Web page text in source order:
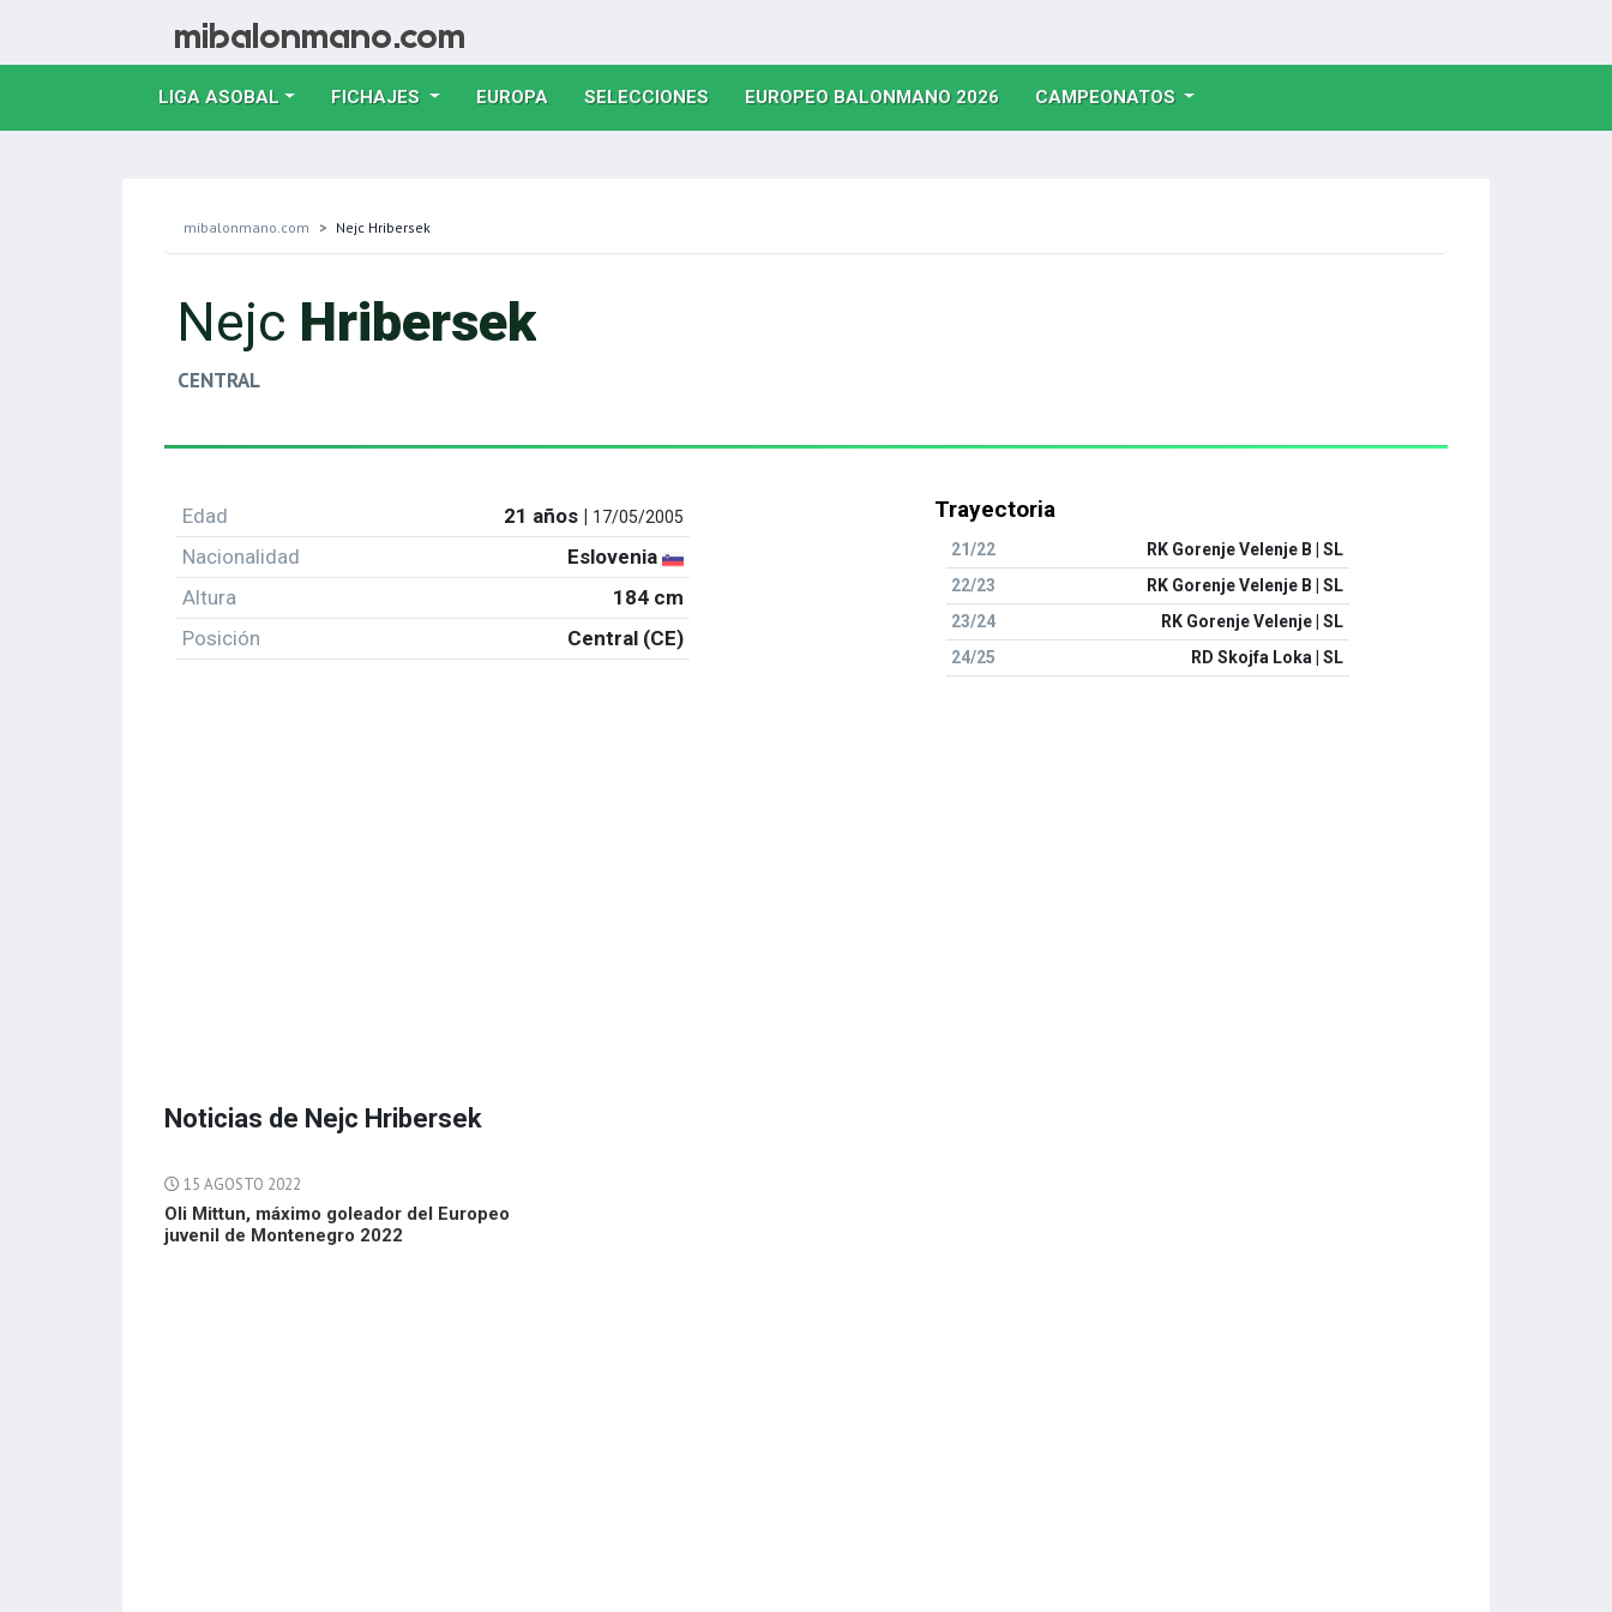
LIGA ASOBAL FICHAJES EUROPA(CURRENT)
SELECCIONES(CURRENT)
EUROPEO BALONMANO 2026(CURRENT)
CAMPEONATOS
mibalonmano.com Nejc Hribersek
Nejc Hribersek
CENTRAL
Edad 21 años | 17/05/2005
Nacionalidad
Eslovenia
Altura
184 cm
Posición
Central (CE)
Trayectoria
21/22
RK Gorenje Velenje B | SL
22/23
RK Gorenje Velenje B | SL
23/24
RK Gorenje Velenje | SL
24/25
RD Skojfa Loka | SL
Noticias de Nejc Hribersek
15 AGOSTO 2022
Oli Mittun, máximo goleador del Europeo
juvenil de Montenegro 2022